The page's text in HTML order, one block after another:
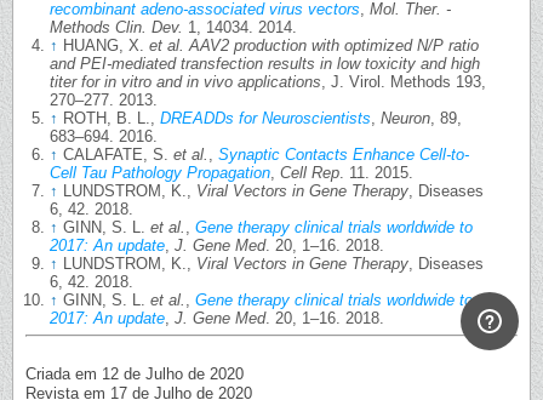
recombinant adeno-associated virus vectors Mol. Ther. -
Methods Clin. Dev. 1, 14034. 2014.
↑ HUANG, X. et al. AAV2 production with optimized N/P ratio
and PEI-mediated transfection results in low toxicity and high
titer for in vitro and in vivo applications , J. Virol. Methods 193,
270–277. 2013.
↑ ROTH, B. L., DREADDs for Neuroscientists Neuron , 89,
683–694. 2016.
↑ CALAFATE, S. et al.
Synaptic Contacts Enhance Cell-to-
Cell Tau Pathology Propagation Cell Rep . 11. 2015.
↑
LUNDSTROM, K., Viral Vectors in Gene Therapy , Diseases
6, 42. 2018.
↑ GINN, S. L. et al.
Gene therapy clinical trials worldwide to
2017: An update J. Gene Med. 20, 1–16. 2018.
↑
LUNDSTROM, K., Viral Vectors in Gene Therapy , Diseases
6, 42. 2018.
↑ GINN, S. L. et al.
Gene therapy clinical trials worldwide to
2017: An update J. Gene Med. 20, 1–16. 2018.
Criada em 12 de Julho de 2020
Revista em 17 de Julho de 2020